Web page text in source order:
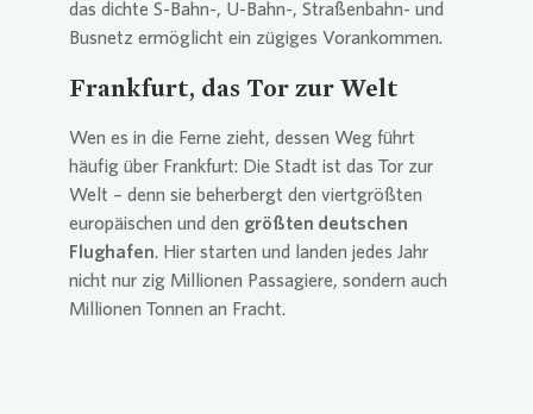
das dichte S-Bahn-, U-Bahn-, Straßenbahn- und
Busnetz ermöglicht ein zügiges Vorankommen.
Frankfurt, das Tor zur Welt
Wen es in die Ferne zieht, dessen Weg führt
häufig über Frankfurt: Die Stadt ist das Tor zur
Welt – denn sie beherbergt den viertgrößten
europäischen und den größten deutschen
Flughafen. Hier starten und landen jedes Jahr
nicht nur zig Millionen Passagiere, sondern auch
Millionen Tonnen an Fracht.